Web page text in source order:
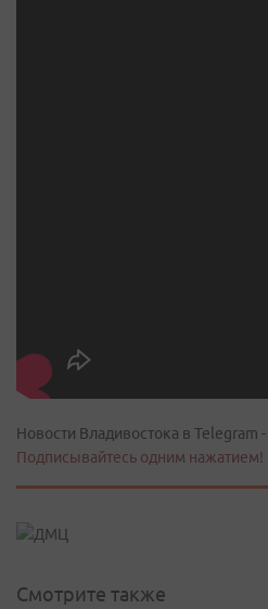
Новости Владивостока в Telegram
Подписывайтесь одним нажатием!
Смотрите также